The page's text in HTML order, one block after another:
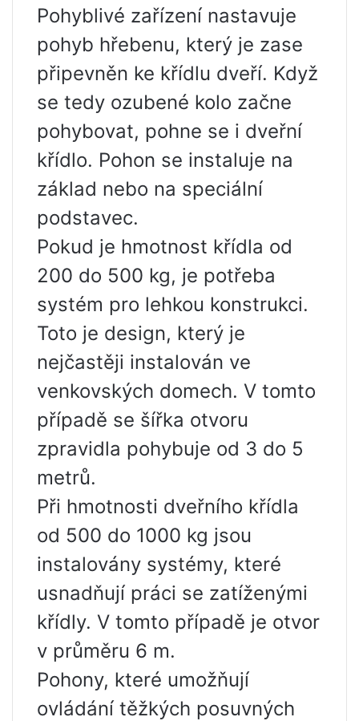
Pohyblivé zařízení nastavuje
pohyb hřebenu, který je zase
připevněn ke křídlu dveří. Když
se tedy ozubené kolo začne
pohybovat, pohne se i dveřní
křídlo. Pohon se instaluje na
základ nebo na speciální
podstavec.
Pokud je hmotnost křídla od
200 do 500 kg, je potřeba
systém pro lehkou konstrukci.
Toto je design, který je
nejčastěji instalován ve
venkovských domech. V tomto
případě se šířka otvoru
zpravidla pohybuje od 3 do 5
metrů.
Při hmotnosti dveřního křídla
od 500 do 1000 kg jsou
instalovány systémy, které
usnadňují práci se zatíženými
křídly. V tomto případě je otvor
v průměru 6 m.
Pohony, které umožňují
ovládání těžkých posuvných